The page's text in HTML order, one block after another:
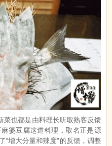
菜也都是由料理长听取熟客反馈
婆豆腐这道料理，取名正是源
“增大分量和辣度”的反馈，调整